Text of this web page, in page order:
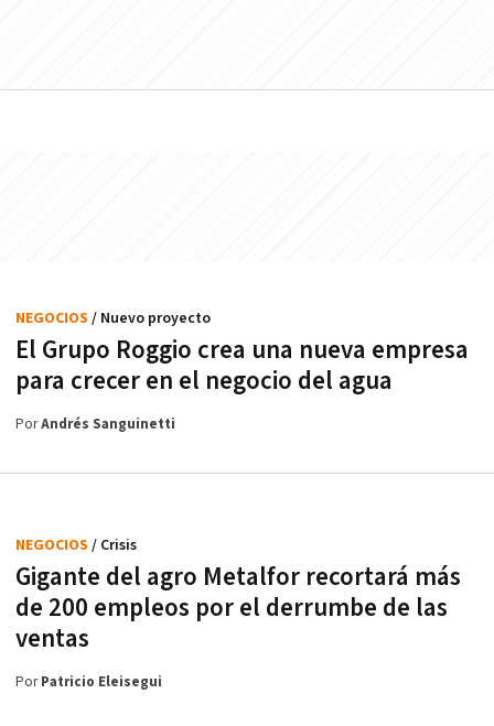
El Grupo Roggio crea una nueva empresa
para crecer en el negocio del agua
NEGOCIOS / Nuevo proyecto
PorAndrés Sanguinetti
Gigante del agro Metalfor recortará más
de 200 empleos por el derrumbe de las
ventas
NEGOCIOS / Crisis
PorPatricio Eleisegui